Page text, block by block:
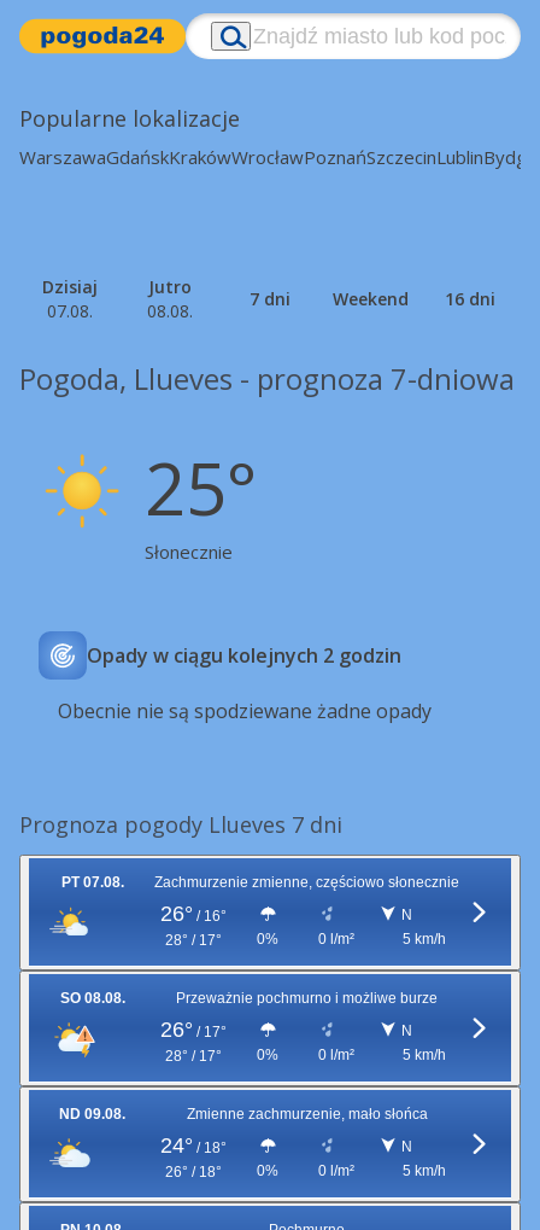
Popularne lokalizacje
WarszawaGdańskKrakówWrocławPoznańSzczecinLublin
Dzisiaj
07.08.
Jutro
08.08.
7 dni Weekend 16 dni
Pogoda, Llueves - prognoza 7-dniowa
25°
Słonecznie
Opady w ciągu kolejnych 2 godzin
Obecnie nie są spodziewane żadne opady
Prognoza pogody Llueves 7 dni
PT 07.08. Zachmurzenie zmienne, częściowo słonecznie
26° / 16°
28° / 17°
0% 0 l/m²
N
5 km/h
SO 08.08. Przeważnie pochmurno i możliwe burze
26° / 17°
28° / 17°
0% 0 l/m²
N
5 km/h
ND 09.08. Zmienne zachmurzenie, mało słońca
24° / 18°
26° / 18°
0% 0 l/m²
N
5 km/h